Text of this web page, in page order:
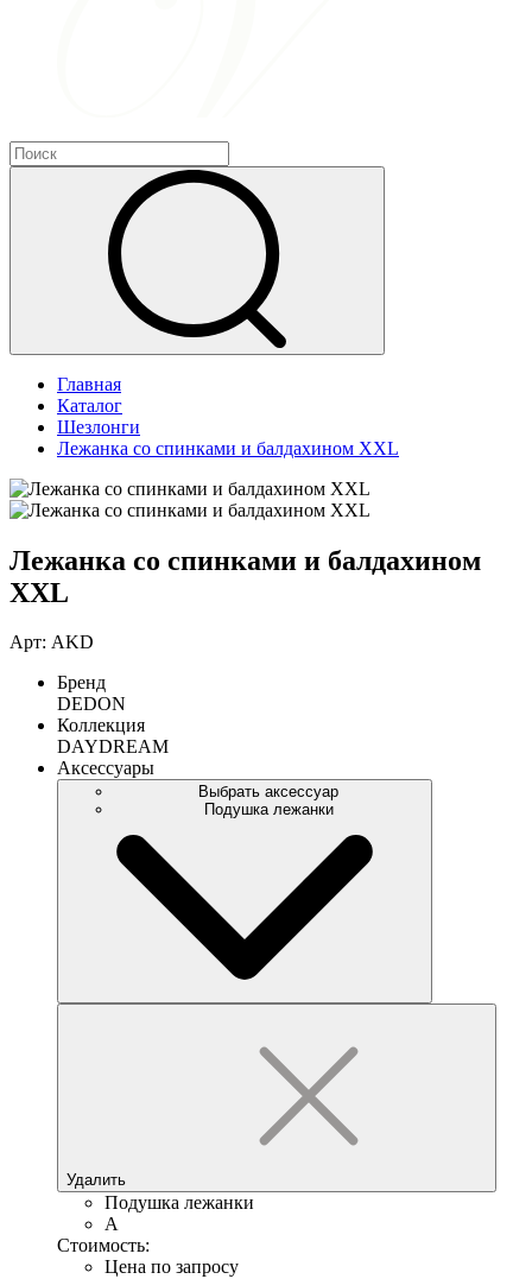
Главная
Каталог
Шезлонги
Лежанка со спинками и балдахином XXL
Лежанка со спинками и балдахином
XXL
Арт: AKD
Бренд
DEDON
Коллекция
DAYDREAM
Аксессуары
Выбрать аксессуар
Подушка лежанки
Удалить
Подушка лежанки
A
Стоимость:
Цена по запросу